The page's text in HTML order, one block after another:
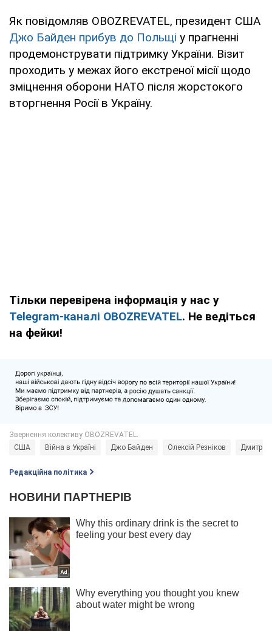
Як повідомляв OBOZREVATEL, президент США
Джо Байден прибув до Польщі у прагненні
продемонструвати підтримку України. Візит
проходить у межах його екстреної місії щодо
зміцнення оборони НАТО після жорстокого
вторгнення Росії в Україну.
Тільки перевірена інформація у нас у
Telegram-каналі OBOZREVATEL. Не ведіться
на фейки!
США Війна в Україні Джо Байден Олексій Резніков Дмитро
Редакційна політика